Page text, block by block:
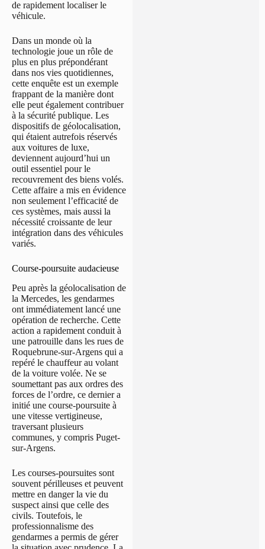
de rapidement localiser le
véhicule.
Dans un monde où la
technologie joue un rôle de
plus en plus prépondérant
dans nos vies quotidiennes,
cette enquête est un exemple
frappant de la manière dont
elle peut également contribuer
à la sécurité publique. Les
dispositifs de géolocalisation,
qui étaient autrefois réservés
aux voitures de luxe,
deviennent aujourd’hui un
outil essentiel pour le
recouvrement des biens volés.
Cette affaire a mis en évidence
non seulement l’efficacité de
ces systèmes, mais aussi la
nécessité croissante de leur
intégration dans des véhicules
variés.
Course-poursuite audacieuse
Peu après la géolocalisation de
la Mercedes, les gendarmes
ont immédiatement lancé une
opération de recherche. Cette
action a rapidement conduit à
une patrouille dans les rues de
Roquebrune-sur-Argens qui a
repéré le chauffeur au volant
de la voiture volée. Ne se
soumettant pas aux ordres des
forces de l’ordre, ce dernier a
initié une course-poursuite à
une vitesse vertigineuse,
traversant plusieurs
communes, y compris Puget-
sur-Argens.
Les courses-poursuites sont
souvent périlleuses et peuvent
mettre en danger la vie du
suspect ainsi que celle des
civils. Toutefois, le
professionnalisme des
gendarmes a permis de gérer